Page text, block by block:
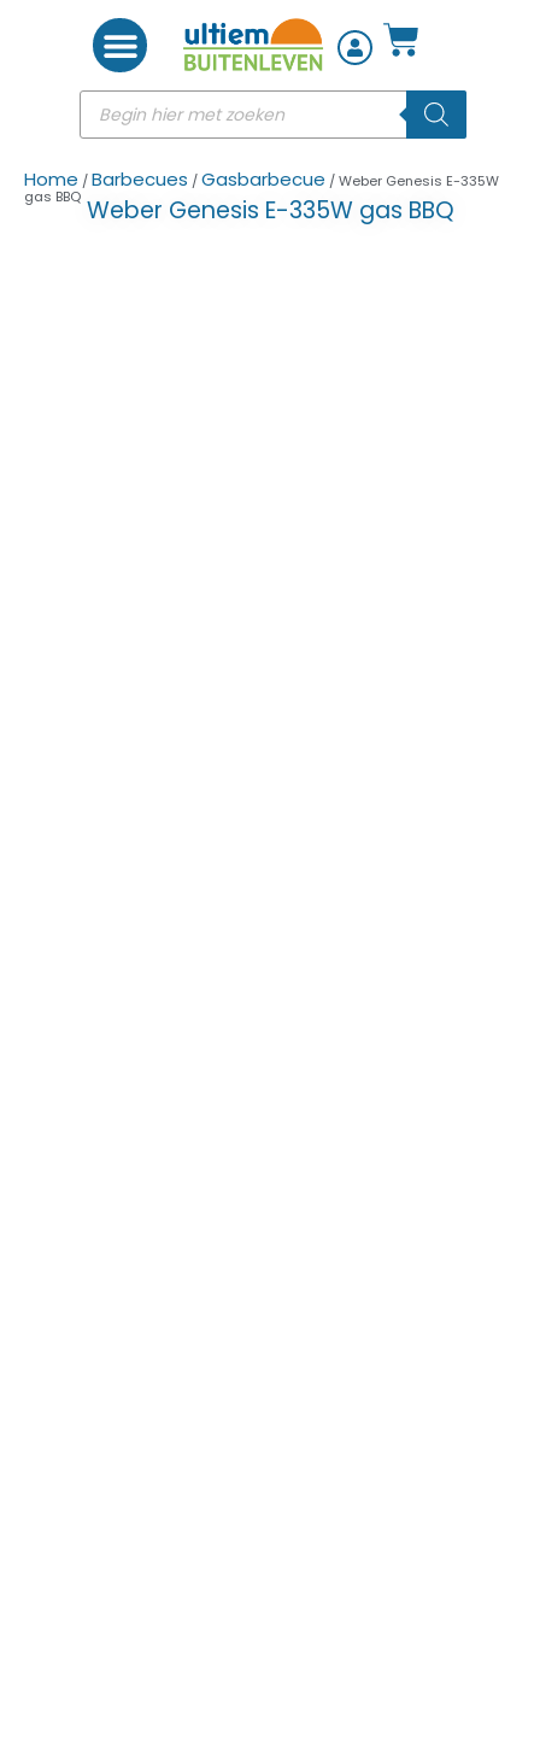
Home /Barbecues /Gasbarbecue / Weber Genesis E-335W
gas BBQ Weber Genesis E-335W gas BBQ